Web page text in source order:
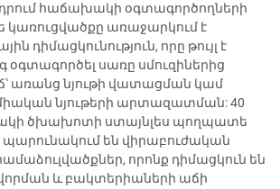
հաճախակի օգտագործողների
կառուցվածքը առաջարկում է
դիմացկունություն, որը թույլ է
սառը սմուզիներից
առանց նյութի վատացման կամ
նյութերի արտազատման: 40
ծխախոտի ստայնլես պողպատե
են վիրաբուժական
որոնք դիմացկուն են
և բակտերիաների աճի